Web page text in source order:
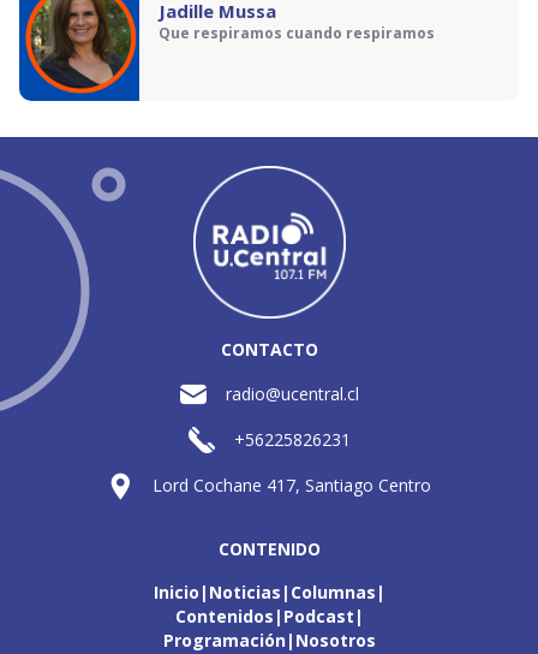
Jadille Mussa
Que respiramos cuando respiramos
CONTACTO
radio@ucentral.cl
+56225826231
Lord Cochane 417, Santiago Centro
CONTENIDO
Inicio Noticias Columnas
Contenidos Podcast
Programación Nosotros